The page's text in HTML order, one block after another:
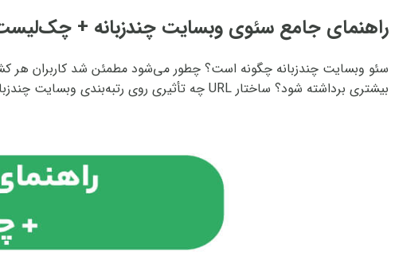
راهنمای جامع سئوی وبسایت چندزبانه +
سئو وبسایت چندزبانه چگونه است؟ چطور می‌شود مطمئن شد کاربران هر
بیشتری برداشته شود؟ ساختار URL چه تأثیری روی رتبه‌بندی وبسایت چندزبانه دارد؟...